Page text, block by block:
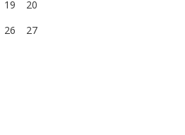
19
20
26
27